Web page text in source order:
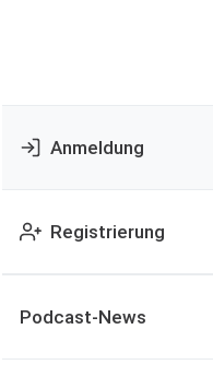
Anmeldung
Registrierung
Podcast-News